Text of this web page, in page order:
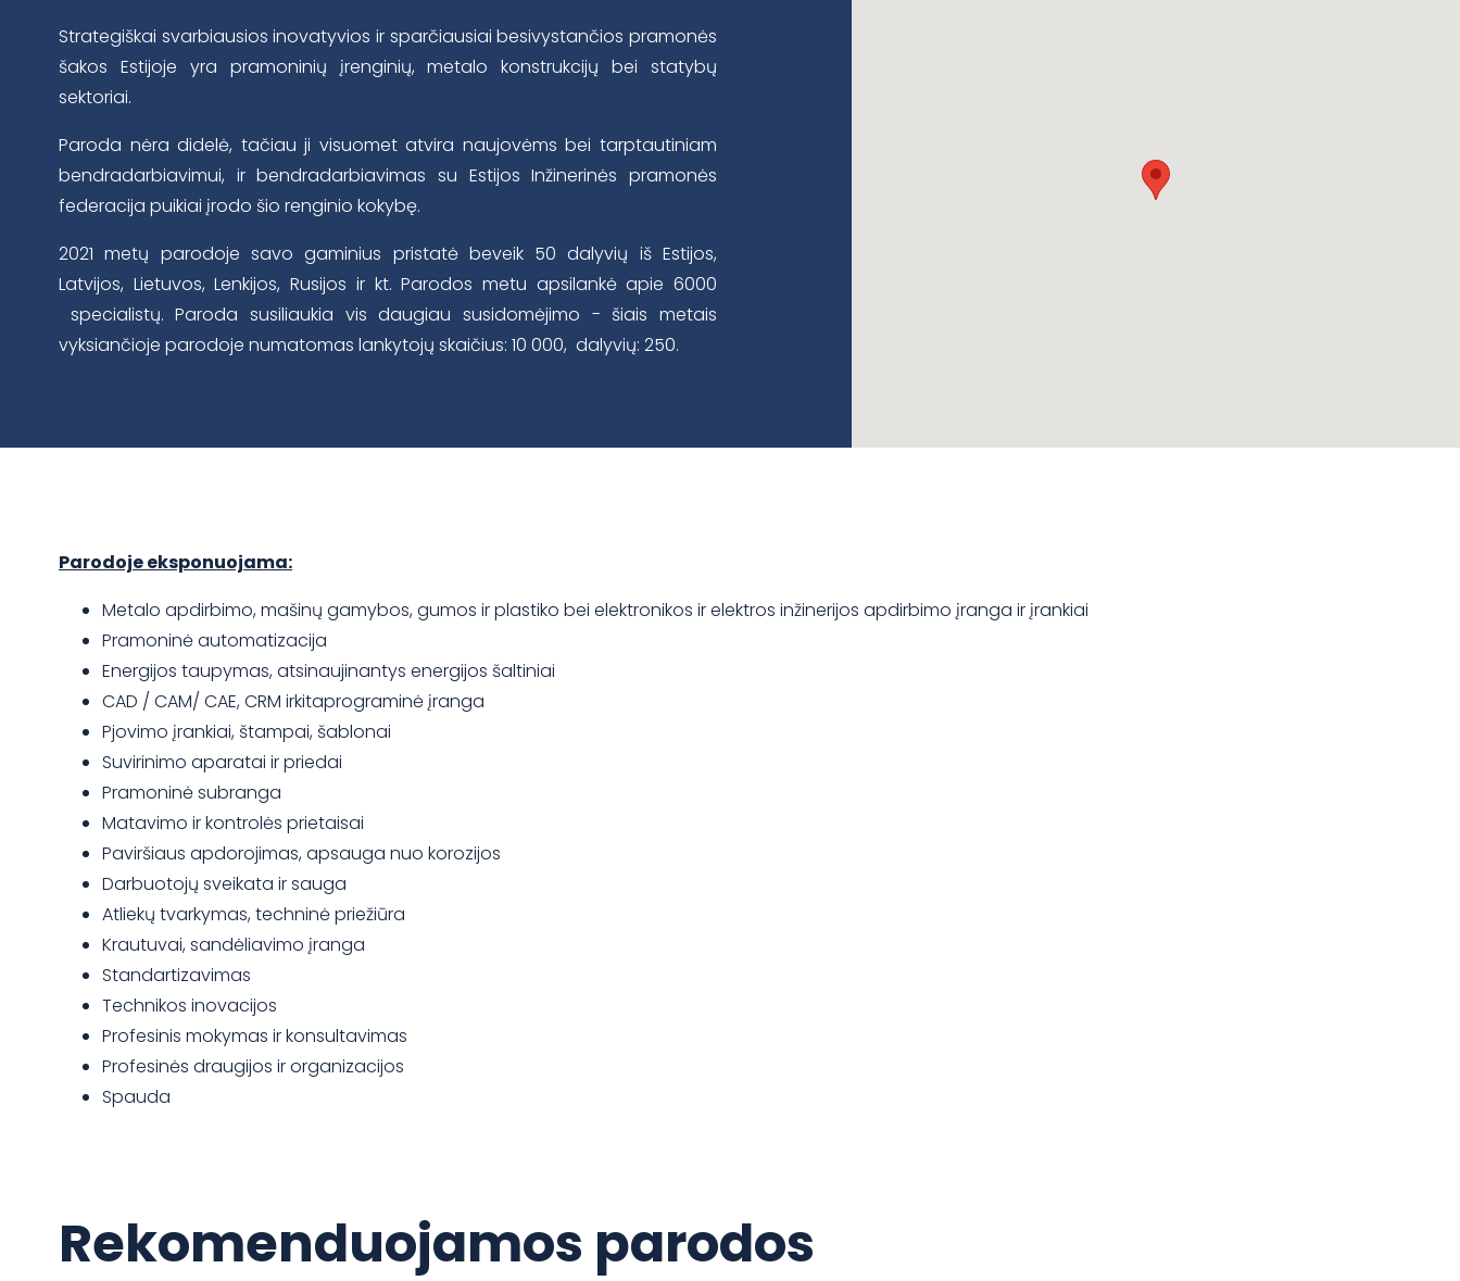
Strategiškai svarbiausios inovatyvios ir sparčiausiai besivystančios pramonės
šakos Estijoje yra pramoninių įrenginių, metalo konstrukcijų bei statybų
sektoriai.
Paroda nėra didelė, tačiau ji visuomet atvira naujovėms bei tarptautiniam
bendradarbiavimui, ir bendradarbiavimas su Estijos Inžinerinės pramonės
federacija puikiai įrodo šio renginio kokybę.
2021 metų parodoje savo gaminius pristatė beveik 50 dalyvių iš Estijos,
Latvijos, Lietuvos, Lenkijos, Rusijos ir kt. Parodos metu apsilankė apie 6000
specialistų. Paroda susiliaukia vis daugiau susidomėjimo - šiais metais
vyksiančioje parodoje numatomas lankytojų skaičius: 10 000, dalyvių: 250.
Parodoje eksponuojama:
Metalo apdirbimo, mašinų gamybos, gumos ir plastiko bei elektronikos ir elektros inžinerijos apdirbimo įranga ir įrankiai
Pramoninė automatizacija
Energijos taupymas, atsinaujinantys energijos šaltiniai
CAD / CAM/ CAE, CRM irkitaprograminė įranga
Pjovimo įrankiai, štampai, šablonai
Suvirinimo aparatai ir priedai
Pramoninė subranga
Matavimo ir kontrolės prietaisai
Paviršiaus apdorojimas, apsauga nuo korozijos
Darbuotojų sveikata ir sauga
Atliekų tvarkymas, techninė priežiūra
Krautuvai, sandėliavimo įranga
Standartizavimas
Technikos inovacijos
Profesinis mokymas ir konsultavimas
Profesinės draugijos ir organizacijos
Spauda
Rekomenduojamos parodos